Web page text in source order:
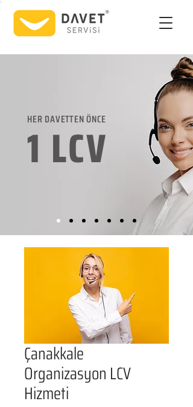
HER DAVETTEN ÖNCE
1 LCV
Çanakkale
Organizasyon LCV
Hizmeti